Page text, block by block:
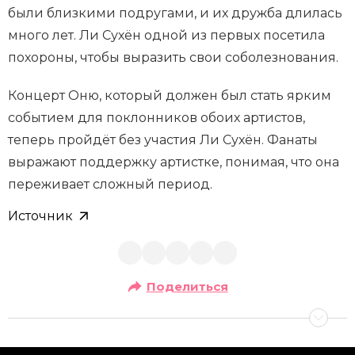
были близкими подругами, и их дружба длилась
много лет. Ли Сухён одной из первых посетила
похороны, чтобы выразить свои соболезнования.
Концерт Оню, который должен был стать ярким
событием для поклонников обоих артистов,
теперь пройдёт без участия Ли Сухён. Фанаты
выражают поддержку артистке, понимая, что она
переживает сложный период.
Источник
Поделиться